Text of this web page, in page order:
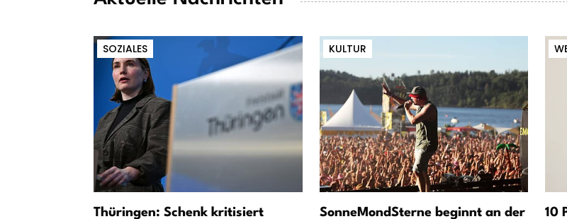
SOZIALES
Thüringen: Schenk kritisiert
KULTUR
SonneMondSterne beginnt an der 10